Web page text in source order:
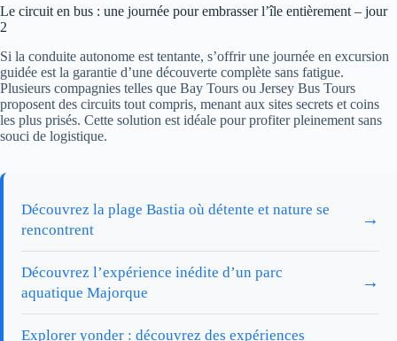
Le circuit en bus : une journée pour embrasser l’île entièrement – jour
2
Si la conduite autonome est tentante, s’offrir une journée en excursion
guidée est la garantie d’une découverte complète sans fatigue.
Plusieurs compagnies telles que Bay Tours ou Jersey Bus Tours
proposent des circuits tout compris, menant aux sites secrets et coins
les plus prisés. Cette solution est idéale pour profiter pleinement sans
souci de logistique.
Découvrez la plage Bastia où détente et nature se
rencontrent
→
Découvrez l’expérience inédite d’un parc
aquatique Majorque
→
Explorer yonder : découvrez des expériences